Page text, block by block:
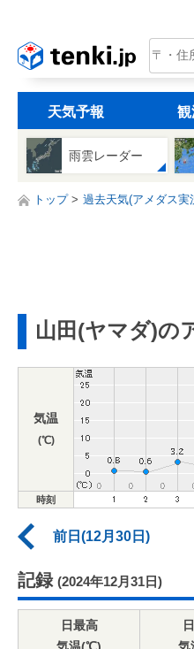
tenki.jp
天気予報 観
雨雲レーダー
トップ 過去天気(アメダス実
山田(ヤマダ)の
気温
(℃)
時刻
前日(12月30日)
記録 (2024年12月31日)
日最高